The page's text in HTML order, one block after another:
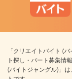
「クリエイトバイト (
ト探し・パート募集情
(バイトジャングル)」